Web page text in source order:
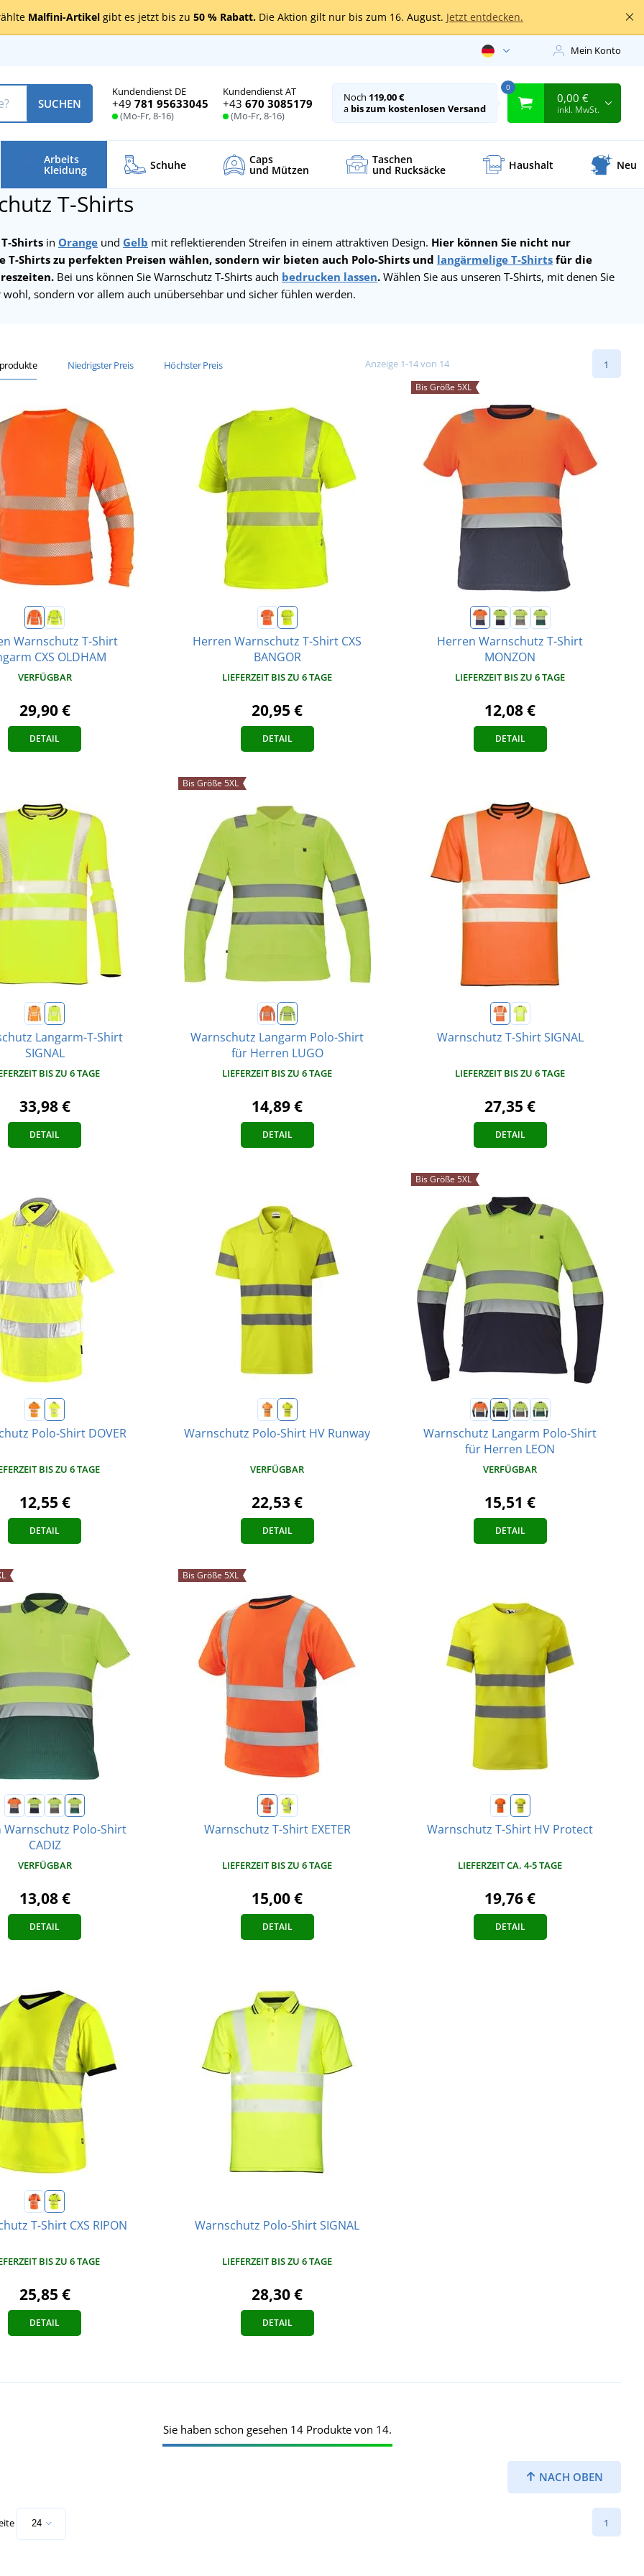
Malfini-Artikel gibt es jetzt bis zu 50 % Rabatt. Die Aktion gilt nur bis zum 16. August. Jetzt entdecken.
Mein Konto
Kundendienst DE
+49 781 95633045
(Mo-Fr, 8-16)
Kundendienst AT
+43 670 3085179
(Mo-Fr, 8-16)
SUCHEN Noch 119,00 €
a bis zum kostenlosen Versand
0
0,00 €
inkl. MwSt.
Arbeits
Kleidung Schuhe Caps
und Mützen
Taschen
und Rucksäcke Haushalt Neu
T-Shirts
Shirts in Orange und Gelb mit reflektierenden Streifen in einem attraktiven Design. Hier können Sie nicht nur
T-Shirts zu perfekten Preisen wählen, sondern wir bieten auch Polo-Shirts und langärmelige T-Shirts für die
Bei uns können Sie Warnschutz T-Shirts auch bedrucken lassen. Wählen Sie aus unseren T-Shirts, mit denen Sie
sondern vor allem auch unübersehbar und sicher fühlen werden.
Niedrigster Preis Höchster Preis Anzeige 1-14 von 14 1
Warnschutz T-Shirt
CXS OLDHAM
VERFÜGBAR
29,90 €
DETAIL
Herren Warnschutz T-Shirt CXS
BANGOR
LIEFERZEIT BIS ZU 6 TAGE
20,95 €
DETAIL
Bis Größe 5XL
Herren Warnschutz T-Shirt
MONZON
LIEFERZEIT BIS ZU 6 TAGE
12,08 €
DETAIL
Langarm-T-Shirt
SIGNAL
BIS ZU 6 TAGE
33,98 €
DETAIL
Bis Größe 5XL
Warnschutz Langarm Polo-Shirt
für Herren LUGO
LIEFERZEIT BIS ZU 6 TAGE
14,89 €
DETAIL
Warnschutz T-Shirt SIGNAL
LIEFERZEIT BIS ZU 6 TAGE
27,35 €
DETAIL
Polo-Shirt DOVER
BIS ZU 6 TAGE
12,55 €
DETAIL
Warnschutz Polo-Shirt HV Runway
VERFÜGBAR
22,53 €
DETAIL
Bis Größe 5XL
Warnschutz Langarm Polo-Shirt
für Herren LEON
VERFÜGBAR
15,51 €
DETAIL
Warnschutz Polo-Shirt
CADIZ
VERFÜGBAR
13,08 €
DETAIL
Bis Größe 5XL
Warnschutz T-Shirt EXETER
LIEFERZEIT BIS ZU 6 TAGE
15,00 €
DETAIL
Warnschutz T-Shirt HV Protect
LIEFERZEIT CA. 4-5 TAGE
19,76 €
DETAIL
T-Shirt CXS RIPON
BIS ZU 6 TAGE
25,85 €
DETAIL
Warnschutz Polo-Shirt SIGNAL
LIEFERZEIT BIS ZU 6 TAGE
28,30 €
DETAIL
NACH OBEN
Sie haben schon gesehen 14 Produkte von 14.
1